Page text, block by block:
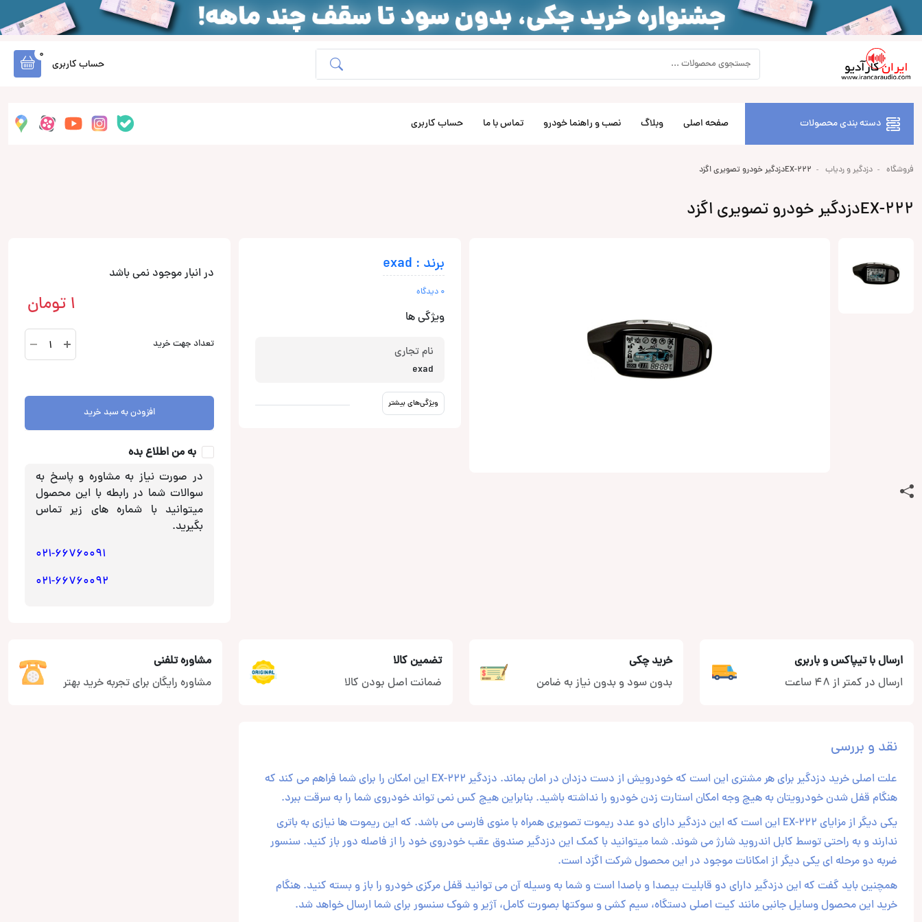
حساب کاربری
0
دسته بندی محصولات صفحه اصلی وبلاگ نصب و راهنما خودرو تماس با ما حساب کاربری
فروشگاه دزدگیر و ردیاب EX-222دزدگیر خودرو تصویری اگزد
EX-222دزدگیر خودرو تصویری اگزد
برند : exad
0 دیدگاه
ویژگی ها
نام تجاری
exad
ویژگی‌های بیشتر
در انبار موجود نمی باشد
1 تومان
تعداد جهت خرید
EX-
222دزدگیر
افزودن به سبد خرید
به من اطلاع بده
در صورت نیاز به مشاوره و پاسخ به
سوالات شما در رابطه با این محصول
میتوانید با شماره های زیر تماس
بگیرید.
021-66760091
021-66760092
ارسال با تیپاکس و باربری
ارسال در کمتر از 48 ساعت
خرید چکی
بدون سود و بدون نیاز به ضامن
تضمین کالا
ضمانت اصل بودن کالا
مشاوره تلفنی
مشاوره رایگان برای تجربه خرید بهتر
نقد و بررسی
علت اصلی خرید دزدگیر برای هر مشتری این است که خودرویش از دست دزدان در امان بماند. دزدگیر EX-222 این امکان را برای شما فراهم می کند که
هنگام قفل شدن خودرویتان به هیچ وجه امکان استارت زدن خودرو را نداشته باشید. بنابراین هیچ کس نمی تواند خودروی شما را به سرقت ببرد.
یکی دیگر از مزایای EX-222 این است که این دزدگیر دارای دو عدد ریموت تصویری همراه با منوی فارسی می باشد. که این ریموت ها نیازی به باتری
ندارند و به راحتی توسط کابل اندروید شارژ می شوند. شما میتوانید با کمک این دزدگیر صندوق عقب خودروی خود را از فاصله دور باز کنید. سنسور
ضربه دو مرحله ای یکی دیگر از امکانات موجود در این محصول شرکت اگزد است.
همچنین باید گفت که این دزدگیر دارای دو قابلیت بیصدا و باصدا است و شما به وسیله آن می توانید قفل مرکزی خودرو را باز و بسته کنید. هنگام
خرید این محصول وسایل جانبی مانند کیت اصلی دستگاه، سیم کشی و سوکتها بصورت کامل، آژیر و شوک سنسور برای شما ارسال خواهد شد.